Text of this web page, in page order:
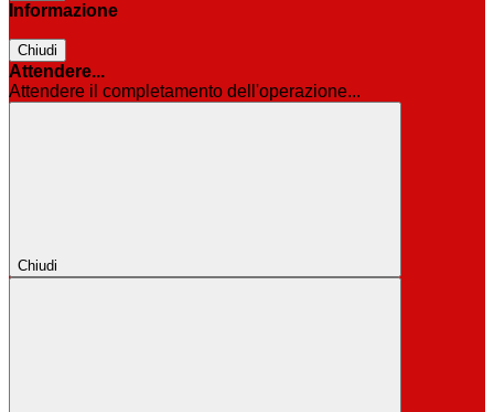
Informazione
Chiudi
Attendere...
Attendere il completamento dell'operazione...
Chiudi